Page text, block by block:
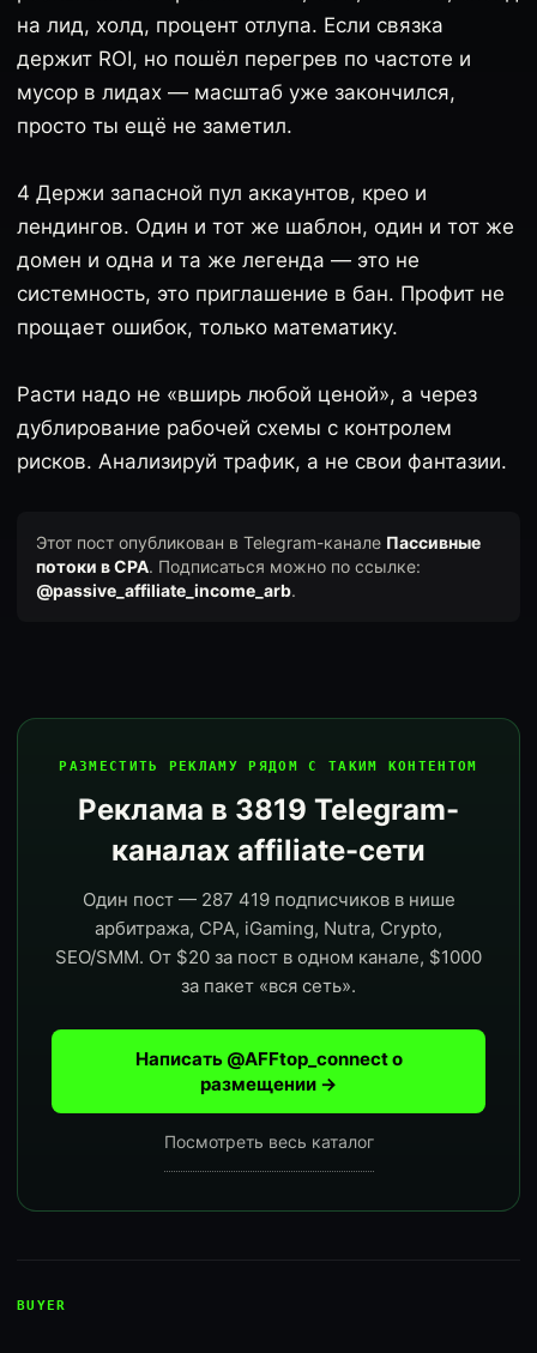
на лид, холд, процент отлупа. Если связка
держит ROI, но пошёл перегрев по частоте и
мусор в лидах — масштаб уже закончился,
просто ты ещё не заметил.
4 Держи запасной пул аккаунтов, крео и
лендингов. Один и тот же шаблон, один и тот же
домен и одна и та же легенда — это не
системность, это приглашение в бан. Профит не
прощает ошибок, только математику.
Расти надо не «вширь любой ценой», а через
дублирование рабочей схемы с контролем
рисков. Анализируй трафик, а не свои фантазии.
Этот пост опубликован в Telegram-канале Пассивные
потоки в CPA. Подписаться можно по ссылке:
@passive_affiliate_income_arb.
РАЗМЕСТИТЬ РЕКЛАМУ РЯДОМ С ТАКИМ КОНТЕНТОМ
Реклама в 3819 Telegram-
каналах affiliate-сети
Один пост — 287 419 подписчиков в нише
арбитража, CPA, iGaming, Nutra, Crypto,
SEO/SMM. От $20 за пост в одном канале, $1000
за пакет «вся сеть».
Написать @AFFtop_connect о
размещении →
Посмотреть весь каталог
BUYER